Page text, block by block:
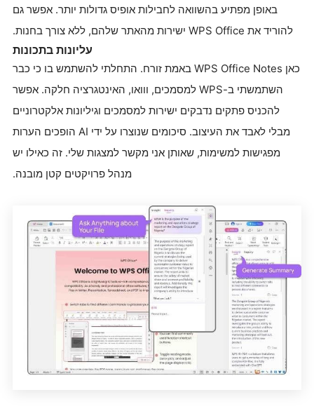
באופן מפתיע בהשוואה לחבילות אופיס גדולות יותר. אפשר גם
להוריד את WPS Office ישירות מהאתר שלהם, ללא צורך בחנות.
עליונות בתכונות
כאן WPS Office Notes באמת זורח. התחלתי להשתמש בו כי כבר
השתמשתי ב-WPS למסמכים, ווואו, האינטגרציה חלקה. אפשר
להכניס פתקים נדבקים ישירות למסמכים וגיליונות אלקטרוניים
מבלי לאבד את העיצוב. סיכומים שנוצרו על ידי AI הופכים הערות
מפגישות למשימות, שאותן אני מקשר למצגות שלי. זה כאילו יש
מנהל פרויקטים קטן מובנה.